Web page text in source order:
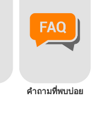
คำถามที่พบบ่อย